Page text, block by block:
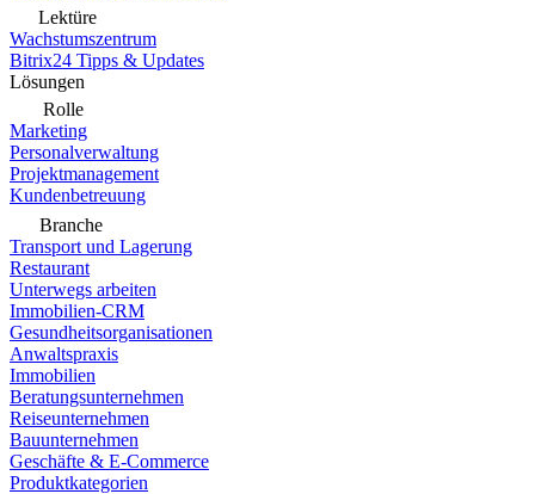
Lektüre
Wachstumszentrum
Bitrix24 Tipps & Updates
Lösungen
Rolle
Marketing
Personalverwaltung
Projektmanagement
Kundenbetreuung
Branche
Transport und Lagerung
Restaurant
Unterwegs arbeiten
Immobilien-CRM
Gesundheitsorganisationen
Anwaltspraxis
Immobilien
Beratungsunternehmen
Reiseunternehmen
Bauunternehmen
Geschäfte & E-Commerce
Produktkategorien